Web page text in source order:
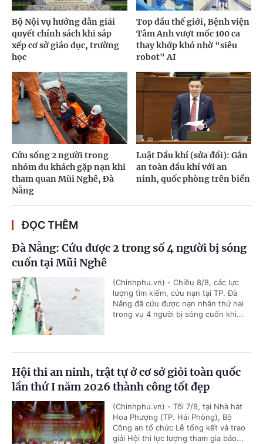
Bộ Nội vụ hướng dẫn giải
quyết chính sách khi sắp
xếp cơ sở giáo dục, trường
học
Top đầu thế giới, Bệnh viện
Tâm Anh vượt mốc 100 ca
thay khớp khó nhờ "siêu
robot" AI
Cứu sống 2 người trong
nhóm du khách gặp nạn khi
tham quan Mũi Nghê, Đà
Nẵng
Luật Dầu khí (sửa đổi): Gắn
an toàn dầu khí với an
ninh, quốc phòng trên biển
ĐỌC THÊM
Đà Nẵng: Cứu được 2 trong số 4 người bị sóng
cuốn tại Mũi Nghê
(Chinhphu.vn) - Chiều 8/8, các lực
lượng tìm kiếm, cứu nạn tại TP. Đà
Nẵng đã cứu được nạn nhân thứ hai
trong vụ 4 người bị sóng cuốn khi...
Hội thi an ninh, trật tự ở cơ sở giỏi toàn quốc
lần thứ I năm 2026 thành công tốt đẹp
(Chinhphu.vn) - Tối 7/8, tại Nhà hát
Hoa Phượng (TP. Hải Phòng), Bộ
Công an tổ chức Lễ tổng kết và trao
giải Hội thi lực lượng tham gia bảo...